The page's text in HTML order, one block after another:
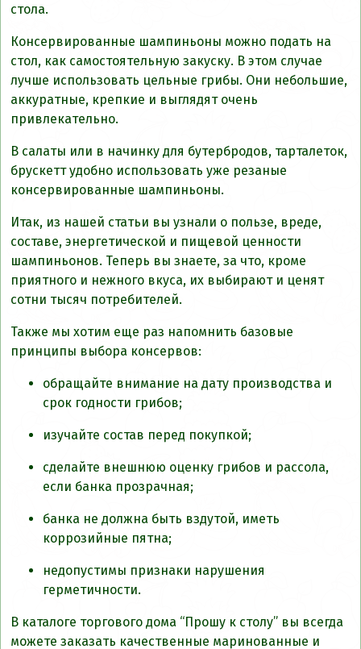
стола.
Консервированные шампиньоны можно подать на
стол, как самостоятельную закуску. В этом случае
лучше использовать цельные грибы. Они небольшие,
аккуратные, крепкие и выглядят очень
привлекательно.
В салаты или в начинку для бутербродов, тарталеток,
брускетт удобно использовать уже резаные
консервированные шампиньоны.
Итак, из нашей статьи вы узнали о пользе, вреде,
составе, энергетической и пищевой ценности
шампиньонов. Теперь вы знаете, за что, кроме
приятного и нежного вкуса, их выбирают и ценят
сотни тысяч потребителей.
Также мы хотим еще раз напомнить базовые
принципы выбора консервов:
обращайте внимание на дату производства и
срок годности грибов;
изучайте состав перед покупкой;
сделайте внешнюю оценку грибов и рассола,
если банка прозрачная;
банка не должна быть вздутой, иметь
коррозийные пятна;
недопустимы признаки нарушения
герметичности.
В каталоге торгового дома “Прошу к столу” вы всегда
можете заказать качественные маринованные и